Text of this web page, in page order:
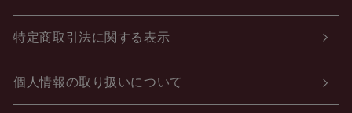
特定商取引法に関する表示
個人情報の取り扱いについて